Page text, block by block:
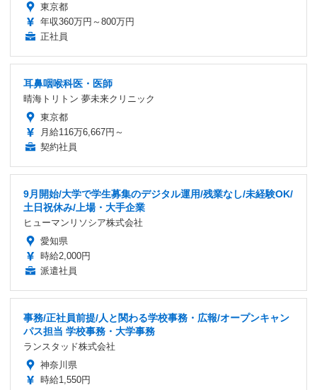
東京都
年収360万円～800万円
正社員
耳鼻咽喉科医・医師
晴海トリトン 夢未来クリニック
東京都
月給116万6,667円～
契約社員
9月開始/大学で学生募集のデジタル運用/残業なし/未経験OK/
土日祝休み/上場・大手企業
ヒューマンリソシア株式会社
愛知県
時給2,000円
派遣社員
事務/正社員前提/人と関わる学校事務・広報/オープンキャン
パス担当 学校事務・大学事務
ランスタッド株式会社
神奈川県
時給1,550円